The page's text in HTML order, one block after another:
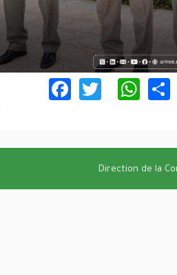
Facebook
Twitter
Direction de la